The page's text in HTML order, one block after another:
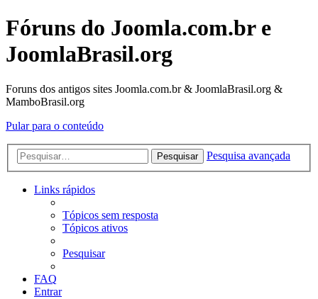
Fóruns do Joomla.com.br e
JoomlaBrasil.org
Foruns dos antigos sites Joomla.com.br & JoomlaBrasil.org &
MamboBrasil.org
Pular para o conteúdo
Pesquisar Pesquisa avançada
Links rápidos
Tópicos sem resposta
Tópicos ativos
Pesquisar
FAQ
Entrar